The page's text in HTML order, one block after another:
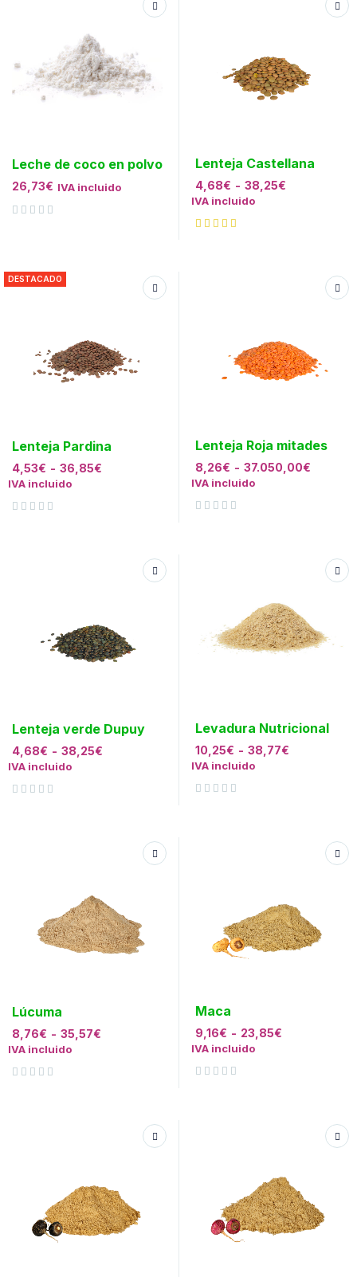
Leche de coco en polvo
26,73€ IVA incluido
Lenteja Castellana
4,68€ - 38,25€
IVA incluido
DESTACADO
Lenteja Pardina
4,53€ - 36,85€
IVA incluido
Lenteja Roja mitades
8,26€ - 37.050,00€
IVA incluido
Lenteja verde Dupuy
4,68€ - 38,25€
IVA incluido
Levadura Nutricional
10,25€ - 38,77€
IVA incluido
Lúcuma
8,76€ - 35,57€
IVA incluido
Maca
9,16€ - 23,85€
IVA incluido